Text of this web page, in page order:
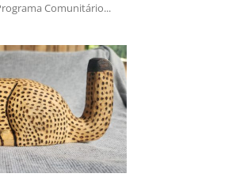
Comunitário...